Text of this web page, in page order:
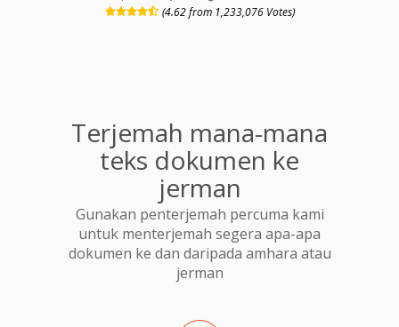
(4.62 from 1,233,076 Votes)
Terjemah mana-mana
teks dokumen ke
jerman
Gunakan penterjemah percuma kami
untuk menterjemah segera apa-apa
dokumen ke dan daripada amhara atau
jerman